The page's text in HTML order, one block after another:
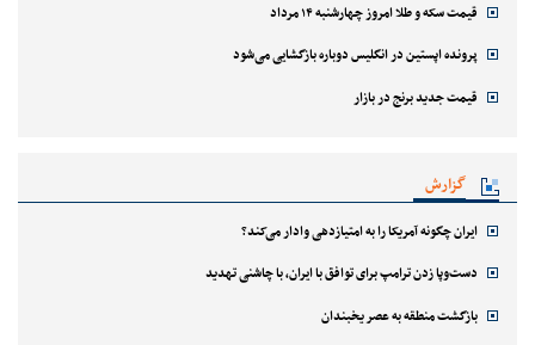
قیمت سکه و طلا امروز چهارشنبه ۱۴ مرداد
پرونده اپستین در انگلیس دوباره بازگشایی می‌شود
قیمت جدید برنج در بازار
گزارش
ایران چگونه آمریکا را به امتیازدهی وادار می‌کند؟
دست‌وپا زدن ترامپ برای توافق با ایران، با چاشنی تهدید
بازگشت منطقه به عصر یخبندان